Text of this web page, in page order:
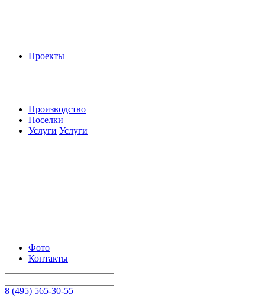
Проекты
Производство
Поселки
Услуги Услуги
Фото
Контакты
8 (495) 565-30-55